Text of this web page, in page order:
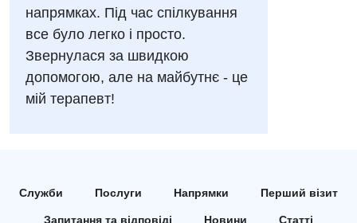
Відгуки
Відео
Рентгенографія
УЗД
Для дорослих
Андрологія
Декларування
напрямках. Під час спілкування
все було легко і просто.
Звернулася за швидкою
допомогою, але на майбутнє - це
мій терапевт!
Служби Послуги Напрямки Перший візит
Запитання та відповіді Новини Статті